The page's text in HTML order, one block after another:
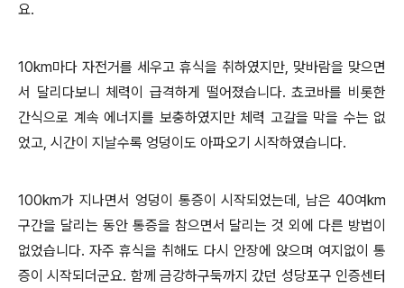
요.
10km마다 자전거를 세우고 휴식을 취하였지만, 맞바람을 맞으면
서 달리다보니 체력이 급격하게 떨어졌습니다. 쵸코바를 비롯한
간식으로 계속 에너지를 보충하였지만 체력 고갈을 막을 수는 없
었고, 시간이 지날수록 엉덩이도 아파오기 시작하였습니다.
100km가 지나면서 엉덩이 통증이 시작되었는데, 남은 40여km
구간을 달리는 동안 통증을 참으면서 달리는 것 외에 다른 방법이
없었습니다. 자주 휴식을 취해도 다시 안장에 앉으며 여지없이 통
증이 시작되더군요. 함께 금강하구둑까지 갔던 성당포구 인증센터